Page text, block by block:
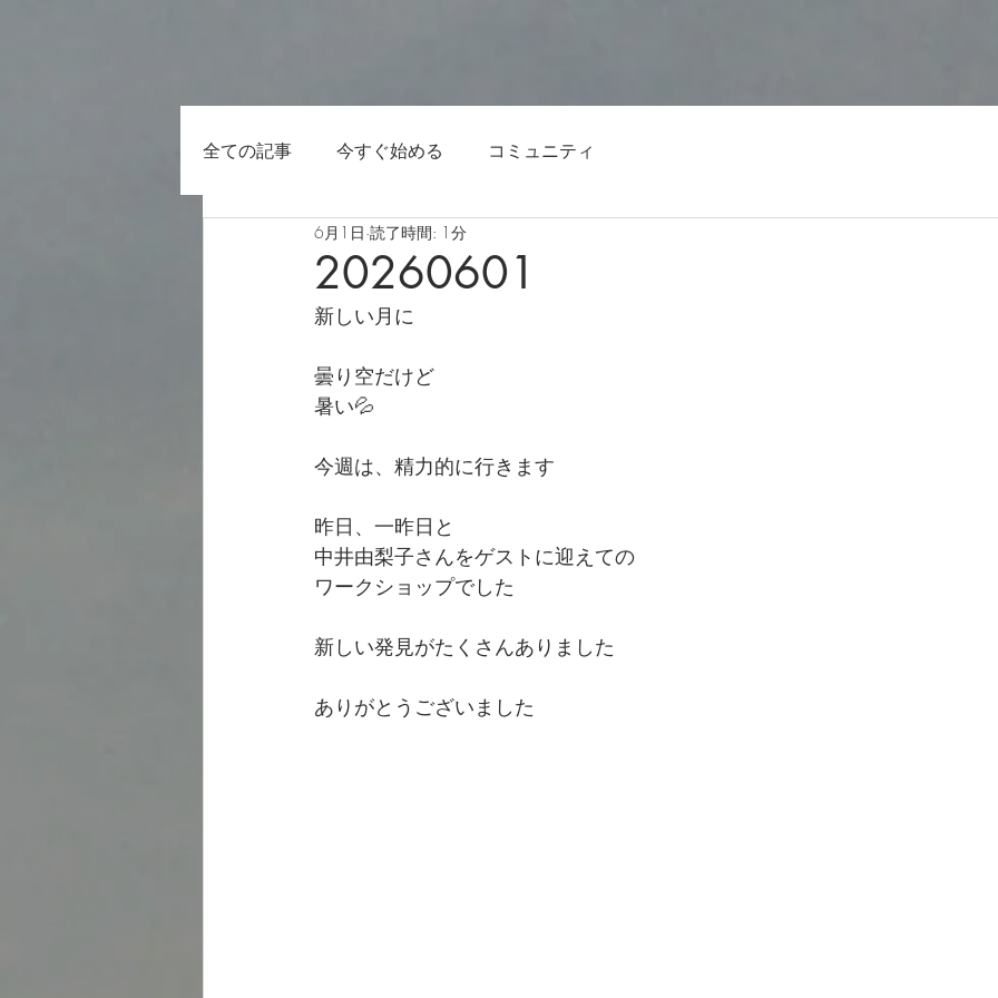
全ての記事 今すぐ始める コミュニティ
20260601
6月1日 読了時間: 1分
新しい月に
曇り空だけど
暑い💦
今週は、精力的に行きます
昨日、一昨日と
中井由梨子さんをゲストに迎えての
ワークショップでした
新しい発見がたくさんありました
ありがとうございました